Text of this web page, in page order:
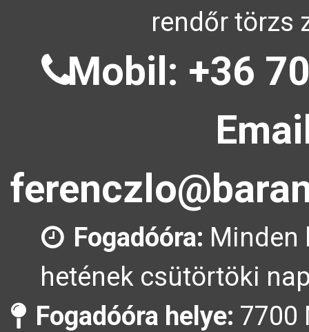
rendőr törzs
Mobil: +36
Fogadóóra: Minden
hetének csütörtöki
Fogadóóra helye: 7700